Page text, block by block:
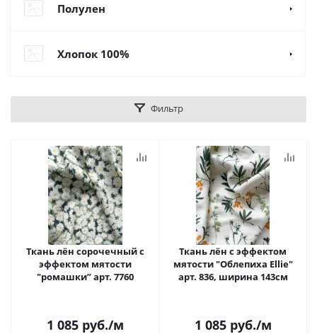
Полулен
Хлопок 100%
Фильтр
Ткань лён сорочечный с
эффектом мятости
"ромашки” арт. 7760
1 085руб./м
Ткань лён с эффектом
мятости "Облепиха Ellie"
арт. 836, ширина 143см
1 085руб./м